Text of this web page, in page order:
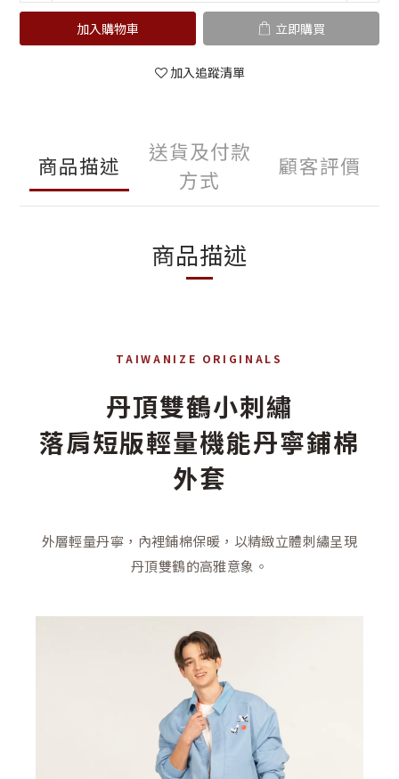
加入購物車 立即購買
加入追蹤清單
商品描述
送貨及付款
方式
顧客評價
商品描述
TAIWANIZE ORIGINALS
丹頂雙鶴小刺繡
落肩短版輕量機能丹寧鋪棉
外套
外層輕量丹寧，內裡鋪棉保暖，以精緻立體刺繡呈現
丹頂雙鶴的高雅意象。